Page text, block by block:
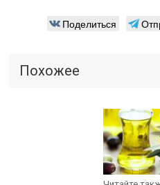
Поделиться
Похожее